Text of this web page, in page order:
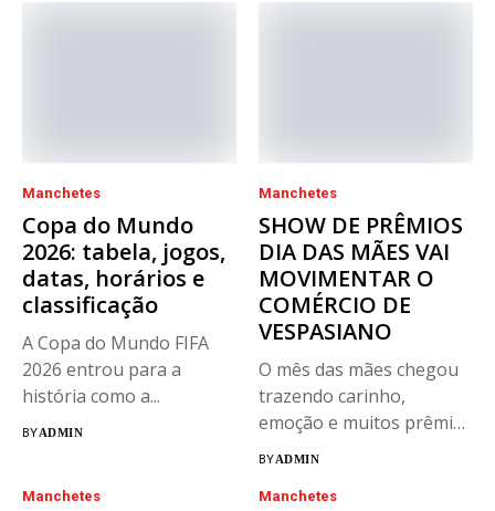
Manchetes
Copa do Mundo
2026: tabela, jogos,
datas, horários e
classificação
A Copa do Mundo FIFA
2026 entrou para a
história como a...
BYADMIN
Manchetes
SHOW DE PRÊMIOS
DIA DAS MÃES VAI
MOVIMENTAR O
COMÉRCIO DE
VESPASIANO
O mês das mães chegou
trazendo carinho,
emoção e muitos prêmios
para...
BYADMIN
Manchetes Manchetes